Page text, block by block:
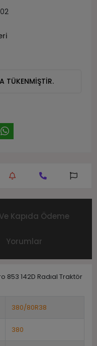
TÜKENMİŞTİR.
Kapıda Ödeme
Yorumlar
853 142D Radıal Traktör
380/80R38
380